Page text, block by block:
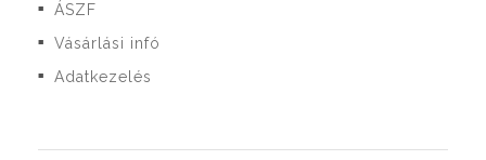
■ ÁSZF
■ Vásárlási infó
■ Adatkezelés